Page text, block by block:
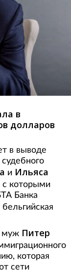
в
долларов
в выводе
и Ильяса
которыми
Банка
бельгийская
муж Питер
которая
сети